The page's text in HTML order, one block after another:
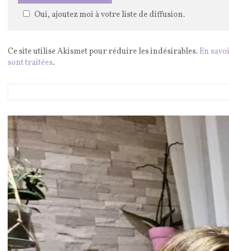
Oui, ajoutez moi à votre liste de diffusion.
Ce site utilise Akismet pour réduire les indésirables. En
sont traitées.